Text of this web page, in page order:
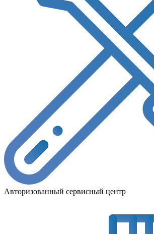
Авторизованный сервисный центр